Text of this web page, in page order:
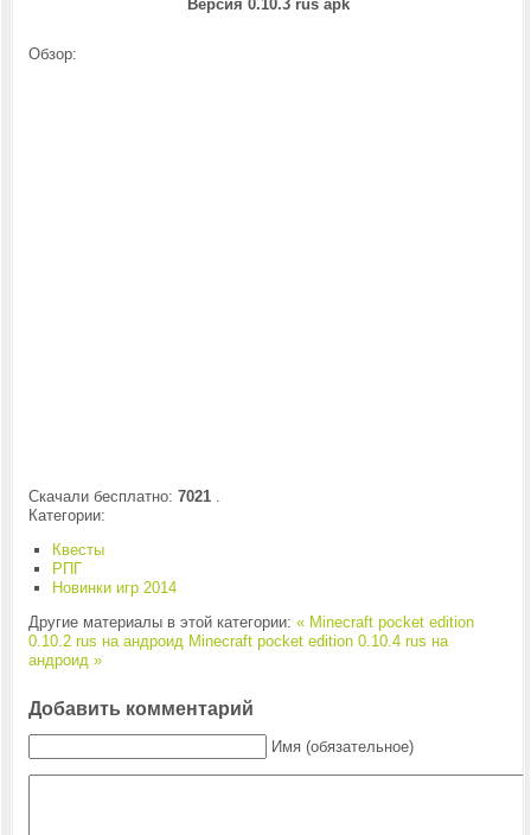
Версия 0.10.3 rus apk
Обзор:
Скачали бесплатно: 7021.
Категории:
Квесты
РПГ
Новинки игр 2014
Другие материалы в этой категории: « Minecraft pocket edition
0.10.2 rus на андроид Minecraft pocket edition 0.10.4 rus на
андроид »
Добавить комментарий
Имя (обязательное)